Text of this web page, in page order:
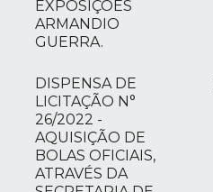
EXPOSIÇÕES
ARMANDIO
GUERRA.
DISPENSA DE
LICITAÇÃO N°
26/2022 -
AQUISIÇÃO DE
BOLAS OFICIAIS,
ATRAVÉS DA